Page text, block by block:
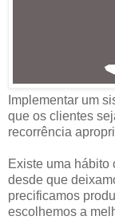
Implementar um
que os clientes
recorrência
Existe uma hábito
desde que
precificamos
escolhemos a